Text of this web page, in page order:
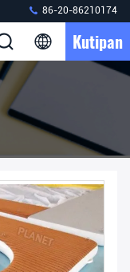
86-20-86210174
Kutipan